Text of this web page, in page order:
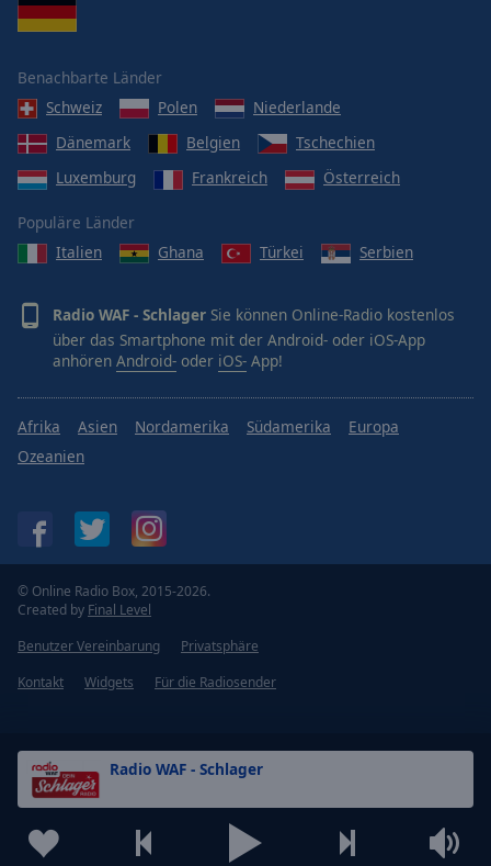
Radio WAF - Schlager
Benachbarte Länder
Schweiz
Polen
Niederlande
Dänemark
Belgien
Tschechien
Luxemburg
Frankreich Österreich
Populäre Länder
Italien
Ghana Türkei Serbien
Radio WAF - Schlager Sie können Online-Radio kostenlos
über das Smartphone mit der Android- oder iOS-App
anhören Android- oder iOS- App!
Afrika Asien Nordamerika Südamerika
Europa
Ozeanien
© Online Radio Box, 2015-2026.
Created by Final Level
Benutzer Vereinbarung
Privatsphäre
Kontakt
Widgets Für die Radiosender